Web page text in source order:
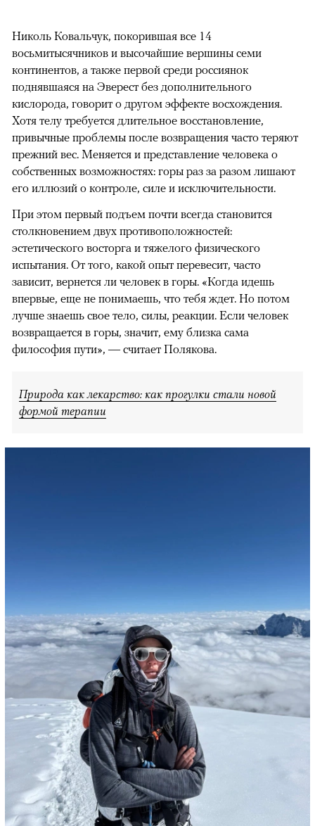
Николь Ковальчук, покорившая все 14
восьмитысячников и высочайшие вершины семи
континентов, а также первой среди россиянок
поднявшаяся на Эверест без дополнительного
кислорода, говорит о другом эффекте восхождения.
Хотя телу требуется длительное восстановление,
привычные проблемы после возвращения часто теряют
прежний вес. Меняется и представление человека о
собственных возможностях: горы раз за разом лишают
его иллюзий о контроле, силе и исключительности.
При этом первый подъем почти всегда становится
столкновением двух противоположностей:
эстетического восторга и тяжелого физического
испытания. От того, какой опыт перевесит, часто
зависит, вернется ли человек в горы. «Когда идешь
впервые, еще не понимаешь, что тебя ждет. Но потом
лучше знаешь свое тело, силы, реакции. Если человек
возвращается в горы, значит, ему близка сама
философия пути», — считает Полякова.
Природа как лекарство: как прогулки стали новой
формой терапии